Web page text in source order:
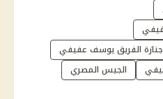
جنازة الفريق يوسف عفيفي
الجيس المصري